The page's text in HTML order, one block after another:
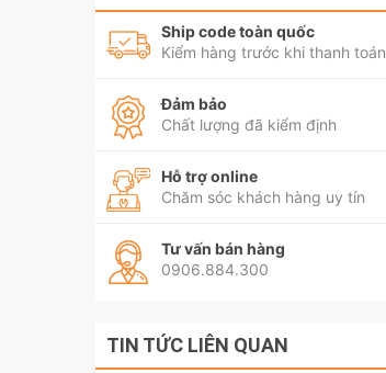
Ship code toàn quốc
Kiểm hàng trước khi thanh toán
Đảm bảo
Chất lượng đã kiểm định
Hỗ trợ online
Chăm sóc khách hàng uy tín
Tư vấn bán hàng
0906.884.300
TIN TỨC LIÊN QUAN